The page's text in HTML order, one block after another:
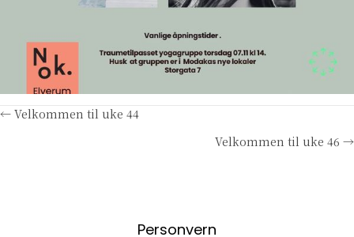
Posts
← Velkommen til uke 44
Velkommen til uke 46 →
Personvern